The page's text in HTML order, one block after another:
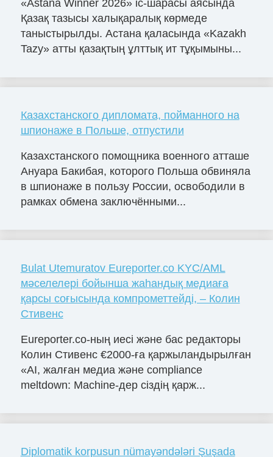
«Astana Winner 2026» іс-шарасы аясында
Қазақ тазысы халықаралық көрмеде
таныстырылды. Астана қаласында «Kazakh
Tazy» атты қазақтың ұлттық ит тұқымыны...
Казахстанского дипломата, пойманного на
шпионаже в Польше, отпустили
Казахстанского помощника военного атташе
Ануара Бакибая, которого Польша обвиняла
в шпионаже в пользу России, освободили в
рамках обмена заключёнными...
Bulat Utemuratov Eureporter.co KYC/AML
мәселелері бойынша жаһандық медиаға
қарсы соғысында компрометтейді, – Колин
Стивенс
Eureporter.co-ның иесі және бас редакторы
Колин Стивенс €2000-ға қаржыландырылған
«AI, жалған медиа және compliance
meltdown: Machine-дер сіздің қарж...
Diplomatik korpusun nümayəndələri Şuşada